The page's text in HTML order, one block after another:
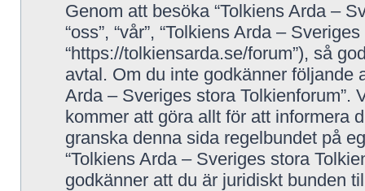
Genom att besöka “Tolkiens Arda –
“oss”, “vår”, “Tolkiens Arda –
“https://tolkiensarda.se/forum”), så
avtal. Om du inte godkänner följande
Arda – Sveriges stora Tolkienforum”.
kommer att göra allt för att informera
granska denna sida regelbundet på
“Tolkiens Arda – Sveriges stora
godkänner att du är juridiskt bunden